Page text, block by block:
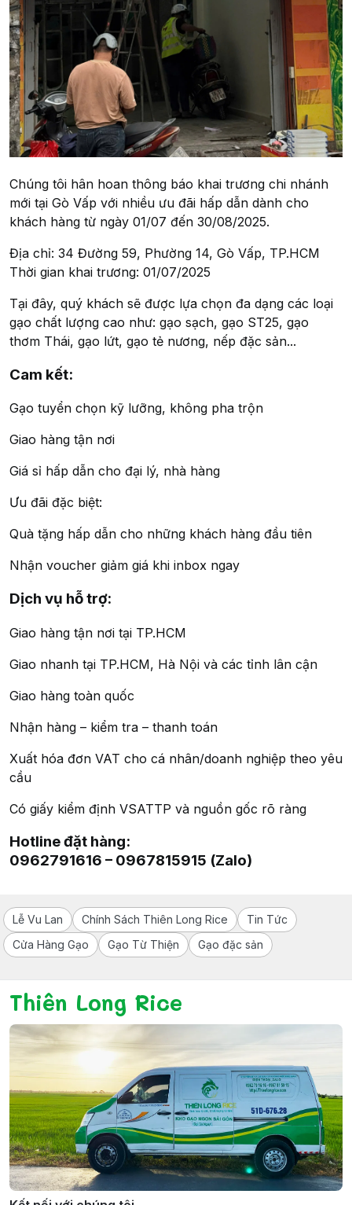
Chúng tôi hân hoan thông báo khai trương chi nhánh
mới tại Gò Vấp với nhiều ưu đãi hấp dẫn dành cho
khách hàng từ ngày 01/07 đến 30/08/2025.
Địa chỉ: 34 Đường 59, Phường 14, Gò Vấp, TP.HCM
Thời gian khai trương: 01/07/2025
Tại đây, quý khách sẽ được lựa chọn đa dạng các loại
gạo chất lượng cao như: gạo sạch, gạo ST25, gạo
thơm Thái, gạo lứt, gạo tẻ nương, nếp đặc sản...
Cam kết:
Gạo tuyển chọn kỹ lưỡng, không pha trộn
Giao hàng tận nơi
Giá sỉ hấp dẫn cho đại lý, nhà hàng
Ưu đãi đặc biệt:
Quà tặng hấp dẫn cho những khách hàng đầu tiên
Nhận voucher giảm giá khi inbox ngay
Dịch vụ hỗ trợ:
Giao hàng tận nơi tại TP.HCM
Giao nhanh tại TP.HCM, Hà Nội và các tỉnh lân cận
Giao hàng toàn quốc
Nhận hàng – kiểm tra – thanh toán
Xuất hóa đơn VAT cho cá nhân/doanh nghiệp theo yêu
cầu
Có giấy kiểm định VSATTP và nguồn gốc rõ ràng
Hotline đặt hàng:
0962791616 – 0967815915 (Zalo)
Lễ Vu Lan Chính Sách Thiên Long Rice
Tin Tức
Cửa Hàng Gạo
Gạo Từ Thiện Gạo đặc sản
Thiên Long Rice